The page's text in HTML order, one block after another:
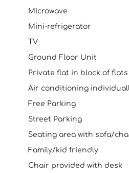
Microwave
Mini-refrigerator
TV
Ground Floor Unit
Private flat in block of flats
Air conditioning
Free Parking
Street Parking
Seating area with sofa/
Family/kid friendly
Chair provided with desk